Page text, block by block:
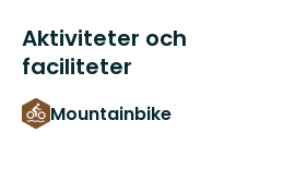
Aktiviteter och
faciliteter
Mountainbike